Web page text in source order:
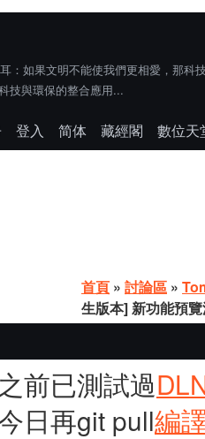
：如果文明不能使我們更相愛，那科
技與環保的整合應用...
登入 简体 藏經閣
數位天
首頁 » 討論區 »
生版本] 新功能預
之前已測試過
日再git pull編